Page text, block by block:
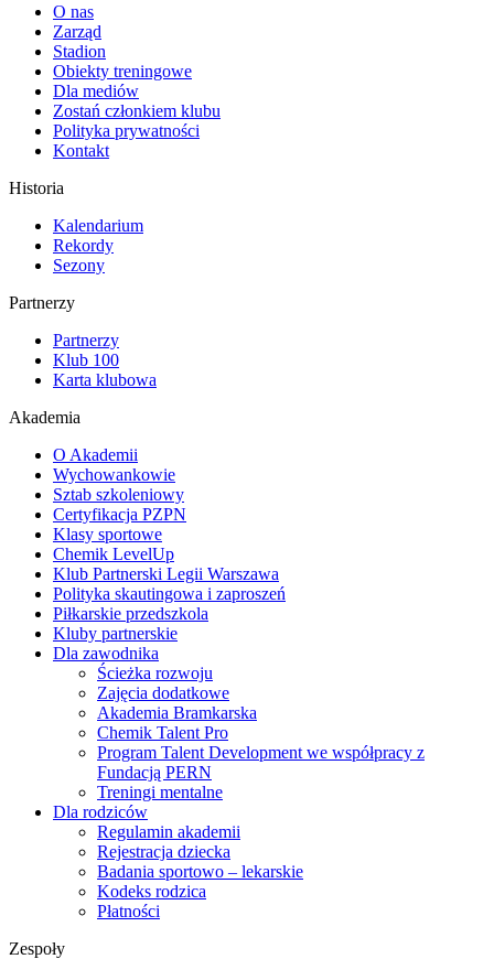
O nas
Zarząd
Stadion
Obiekty treningowe
Dla mediów
Zostań członkiem klubu
Polityka prywatności
Kontakt
Historia
Kalendarium
Rekordy
Sezony
Partnerzy
Partnerzy
Klub 100
Karta klubowa
Akademia
O Akademii
Wychowankowie
Sztab szkoleniowy
Certyfikacja PZPN
Klasy sportowe
Chemik LevelUp
Klub Partnerski Legii Warszawa
Polityka skautingowa i zaproszeń
Piłkarskie przedszkola
Kluby partnerskie
Dla zawodnika
Ścieżka rozwoju
Zajęcia dodatkowe
Akademia Bramkarska
Chemik Talent Pro
Program Talent Development we współpracy z
Fundacją PERN
Treningi mentalne
Dla rodziców
Regulamin akademii
Rejestracja dziecka
Badania sportowo – lekarskie
Kodeks rodzica
Płatności
Zespoły